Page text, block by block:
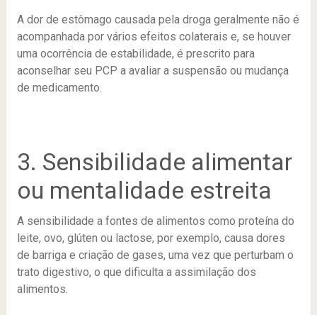
A dor de estômago causada pela droga geralmente não é
acompanhada por vários efeitos colaterais e, se houver
uma ocorrência de estabilidade, é prescrito para
aconselhar seu PCP a avaliar a suspensão ou mudança
de medicamento.
3. Sensibilidade alimentar
ou mentalidade estreita
A sensibilidade a fontes de alimentos como proteína do
leite, ovo, glúten ou lactose, por exemplo, causa dores
de barriga e criação de gases, uma vez que perturbam o
trato digestivo, o que dificulta a assimilação dos
alimentos.